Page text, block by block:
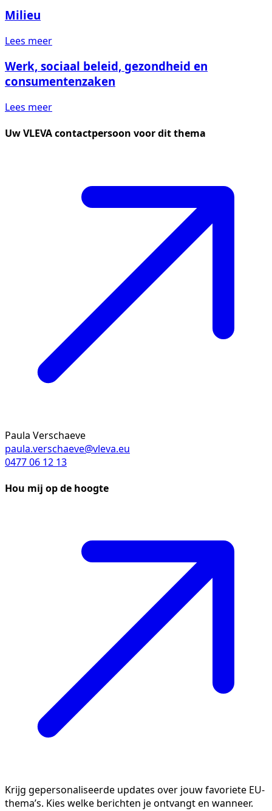
Milieu
Lees meer
Werk, sociaal beleid, gezondheid en
consumenten­zaken
Lees meer
Uw VLEVA contactpersoon voor dit thema
Paula Verschaeve
paula.verschaeve@vleva.eu
0477 06 12 13
Hou mij op de hoogte
Krijg gepersonaliseerde updates over jouw favoriete EU-
thema’s. Kies welke berichten je ontvangt en wanneer.